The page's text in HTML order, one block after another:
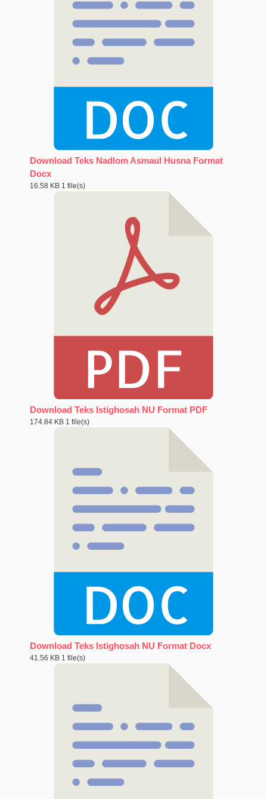
Download Teks Nadlom Asmaul Husna Format
Docx
16.58 KB 1 file(s)
Download Teks Istighosah NU Format PDF
174.84 KB 1 file(s)
Download Teks Istighosah NU Format Docx
41.56 KB 1 file(s)